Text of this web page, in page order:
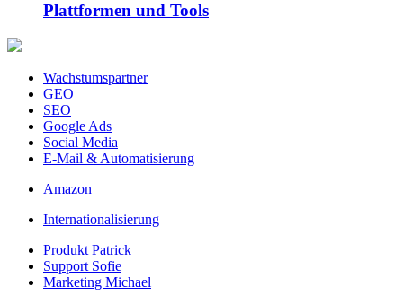
Plattformen und Tools
Wachstumspartner
GEO
SEO
Google Ads
Social Media
E-Mail & Automatisierung
Amazon
Internationalisierung
Produkt Patrick
Support Sofie
Marketing Michael